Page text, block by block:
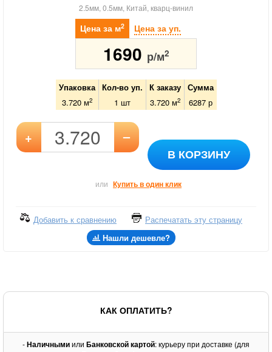
2.5мм, 0.5мм, Китай, кварц-винил
Цена за м2 Цена за уп.
1690 р/м2
Упаковка Кол-во уп. К заказу
Сумма
3.720 м2 1 шт 3.720м2 6287р
+ –
В КОРЗИНУ
или Купить в один клик
Добавить к сравнению
Распечатать эту страницу
Нашли дешевле?
КАК ОПЛАТИТЬ?
-Наличнымиили Банковской картой: курьеру при доставке (для